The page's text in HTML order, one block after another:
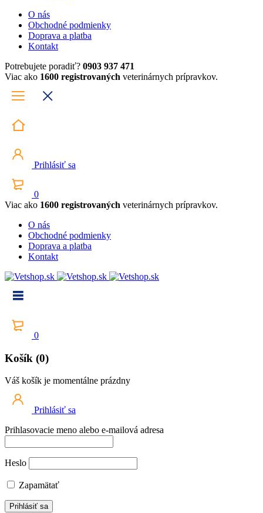
O nás
Obchodné podmienky
Doprava a platba
Kontakt
Potrebujete poradiť? 0903 937 471
Viac ako 1600 registrovaných veterinárnych prípravkov.
Prihlásiť sa
0
Viac ako 1600 registrovaných veterinárnych prípravkov.
O nás
Obchodné podmienky
Doprava a platba
Kontakt
0
Košík (0)
Váš košík je momentálne prázdny
Prihlásiť sa
Prihlasovacie meno alebo e-mailová adresa
Heslo
Zapamätať